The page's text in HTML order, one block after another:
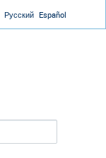
Русский Español